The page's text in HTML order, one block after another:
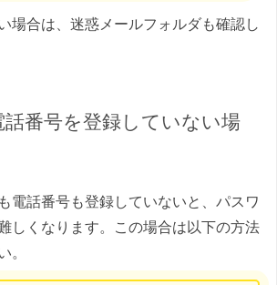
場合は、迷惑メールフォルダも確認し
話番号を登録していない場
電話番号も登録していないと、パスワ
しくなります。この場合は以下の方法